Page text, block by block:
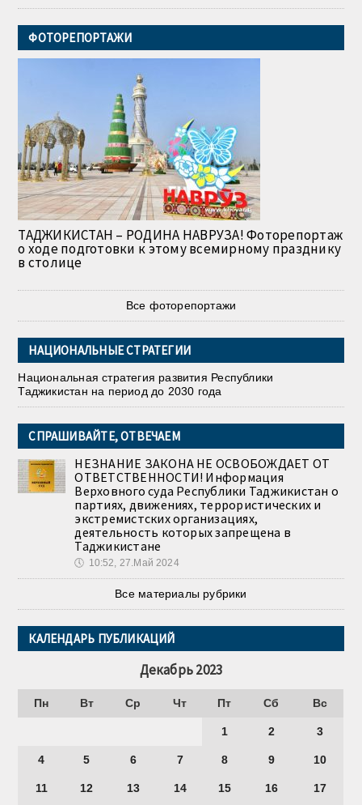
ФОТОРЕПОРТАЖИ
ТАДЖИКИСТАН – РОДИНА НАВРУЗА! Фоторепортаж
о ходе подготовки к этому всемирному празднику
в столице
Все фоторепортажи
НАЦИОНАЛЬНЫЕ СТРАТЕГИИ
Национальная стратегия развития Республики
Таджикистан на период до 2030 года
СПРАШИВАЙТЕ, ОТВЕЧАЕМ
НЕЗНАНИЕ ЗАКОНА НЕ ОСВОБОЖДАЕТ ОТ
ОТВЕТСТВЕННОСТИ! Информация
Верховного суда Республики Таджикистан о
партиях, движениях, террористических и
экстремистских организациях,
деятельность которых запрещена в
Таджикистане
🕔 10:52, 27.Май 2024
Все материалы рубрики
КАЛЕНДАРЬ ПУБЛИКАЦИЙ
Декабрь 2023
Пн Вт Ср Чт Пт Сб Вс
1 2 3
4 5 6 7 8 9 10
11 12 13 14 15 16 17